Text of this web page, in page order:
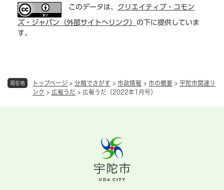
現在地 トップページ > 分類でさがす > 市政情報 > 市の概要 > 宇陀市関連リ
ンク > 広報うだ > 広報うだ（2022年1月号）
このデータは、 クリエイティブ・コモン
ズ・ジャパン（外部サイトへリンク） の下に提供していま
す。